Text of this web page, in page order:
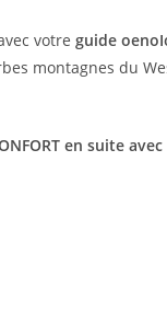
votre guide
montagnes du
en suite